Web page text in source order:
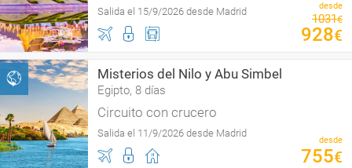
Salida el 15/9/2026 desde Madrid desde
1031€
928€
Misterios del Nilo y Abu Simbel
Egipto, 8 días
Circuito con crucero
Salida el 11/9/2026 desde Madrid
desde
755€